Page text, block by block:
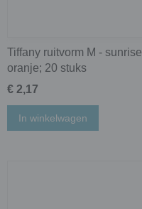
Tiffany ruitvorm M - sunrise
oranje; 20 stuks
€ 2,17
In winkelwagen